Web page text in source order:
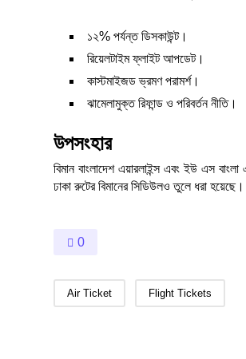
১২% পর্যন্ত ডিসকাউন্ট।
রিয়েলটাইম ফ্লাইট আপডেট।
কাস্টমাইজড ভ্রমণ পরামর্শ।
ঝামেলামুক্ত রিফান্ড ও পরিবর্তন নীতি।
উপসংহার
বিমান বাংলাদেশ এয়ারলাইন্স এবং ইউ এস
ঢাকা রুটের বিমানের সিডিউলও তুলে ধরা
0
Air Ticket Flight Tickets